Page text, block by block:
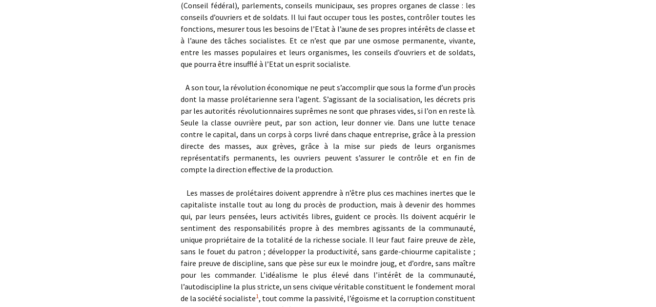
(Conseil fédéral), parlements, conseils municipaux, ses propres organes de classe : les
conseils d’ouvriers et de soldats. Il lui faut occuper tous les postes, contrôler toutes les
fonctions, mesurer tous les besoins de l’Etat à l’aune de ses propres intérêts de classe et
à l’aune des tâches socialistes. Et ce n’est que par une osmose permanente, vivante,
entre les masses populaires et leurs organismes, les conseils d’ouvriers et de soldats,
que pourra être insufflé à l’Etat un esprit socialiste.
A son tour, la révolution économique ne peut s’accomplir que sous la forme d’un procès
dont la masse prolétarienne sera l’agent. S’agissant de la socialisation, les décrets pris
par les autorités révolutionnaires suprêmes ne sont que phrases vides, si l’on en reste là.
Seule la classe ouvrière peut, par son action, leur donner vie. Dans une lutte tenace
contre le capital, dans un corps à corps livré dans chaque entreprise, grâce à la pression
directe des masses, aux grèves, grâce à la mise sur pieds de leurs organismes
représentatifs permanents, les ouvriers peuvent s’assurer le contrôle et en fin de
compte la direction effective de la production.
Les masses de prolétaires doivent apprendre à n’être plus ces machines inertes que le
capitaliste installe tout au long du procès de production, mais à devenir des hommes
qui, par leurs pensées, leurs activités libres, guident ce procès. Ils doivent acquérir le
sentiment des responsabilités propre à des membres agissants de la communauté,
unique propriétaire de la totalité de la richesse sociale. Il leur faut faire preuve de zèle,
sans le fouet du patron ; développer la productivité, sans garde-chiourme capitaliste ;
faire preuve de discipline, sans que pèse sur eux le moindre joug, et d’ordre, sans maître
pour les commander. L’idéalisme le plus élevé dans l’intérêt de la communauté,
l’autodiscipline la plus stricte, un sens civique véritable constituent le fondement moral
de la société socialiste1, tout comme la passivité, l’égoïsme et la corruption constituent